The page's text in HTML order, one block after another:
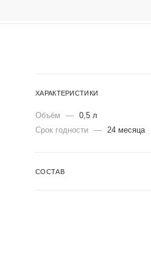
ХАРАКТЕРИСТИКИ
Объём — 0,5 л
Срок годности — 24 месяца
СОСТАВ